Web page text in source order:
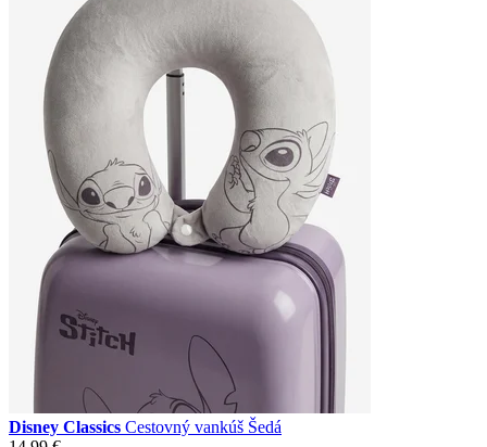
Disney Classics Cestovný vankúš Šedá